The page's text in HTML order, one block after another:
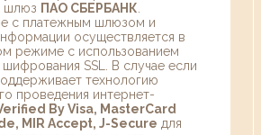
шлюз ПАО СБЕРБАНК
с платежным шлюзом и
осуществляется в
режиме с использованием
SSL. В случае если
технологию
проведения интернет-
By Visa, MasterCard
MIR Accept, J-Secure для